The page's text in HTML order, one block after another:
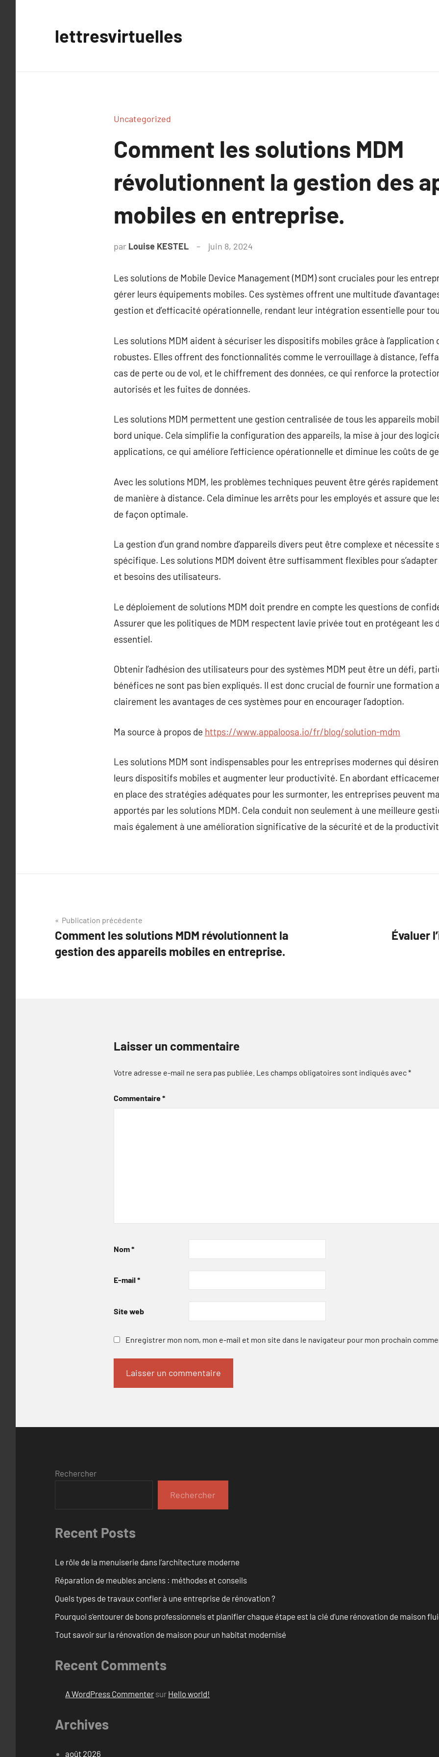
lettresvirtuelles
Uncategorized
Comment les solutions MDM
révolutionnent la gestion des
mobiles en entreprise.
par Louise KESTEL juin 8, 2024
Les solutions de Mobile Device Management (MDM) sont cruciales pour les
gérer leurs équipements mobiles. Ces systèmes offrent une multitude
gestion et d’efficacité opérationnelle, rendant leur intégration essentielle pour
Les solutions MDM aident à sécuriser les dispositifs mobiles grâce à
robustes. Elles offrent des fonctionnalités comme le verrouillage à distance,
cas de perte ou de vol, et le chiffrement des données, ce qui renforce la
autorisés et les fuites de données.
Les solutions MDM permettent une gestion centralisée de tous les appareils
bord unique. Cela simplifie la configuration des appareils, la mise à jour des
applications, ce qui améliore l’efficience opérationnelle et diminue les coûts de
Avec les solutions MDM, les problèmes techniques peuvent être gérés
de manière à distance. Cela diminue les arrêts pour les employés et assure que
de façon optimale.
La gestion d’un grand nombre d’appareils divers peut être complexe et nécessite
spécifique. Les solutions MDM doivent être suffisamment flexibles pour
et besoins des utilisateurs.
Le déploiement de solutions MDM doit prendre en compte les questions de
Assurer que les politiques de MDM respectent lavie privée tout en protégeant les
essentiel.
Obtenir l’adhésion des utilisateurs pour des systèmes MDM peut être un défi,
bénéfices ne sont pas bien expliqués. Il est donc crucial de fournir une formation
clairement les avantages de ces systèmes pour en encourager l’adoption.
Ma source à propos de https://www.appaloosa.io/fr/blog/solution-mdm
Les solutions MDM sont indispensables pour les entreprises modernes qui
leurs dispositifs mobiles et augmenter leur productivité. En abordant
en place des stratégies adéquates pour les surmonter, les entreprises peuvent
apportés par les solutions MDM. Cela conduit non seulement à une meilleure
mais également à une amélioration significative de la sécurité et de la
Navigation
de
l’article
Publication précédente
Comment les solutions MDM révolutionnent la
gestion des appareils mobiles en entreprise.
Évaluer
Laisser un commentaire
Votre adresse e-mail ne sera pas publiée. Les champs obligatoires sont indiqués avec*
Commentaire*
Nom*
E-mail *
Site web
Enregistrer mon nom, mon e-mail et mon site dans le navigateur pour mon prochain
Rechercher
Rechercher
Recent Posts
Le rôle de la menuiserie dans l’architecture moderne
Réparation de meubles anciens : méthodes et conseils
Quels types de travaux confier à une entreprise de rénovation ?
Pourquoi s’entourer de bons professionnels et planifier chaque étape est la clé d’une rénovation de maison
Tout savoir sur la rénovation de maison pour un habitat modernisé
Recent Comments
A WordPress Commenter sur Hello world!
Archives
août 2026